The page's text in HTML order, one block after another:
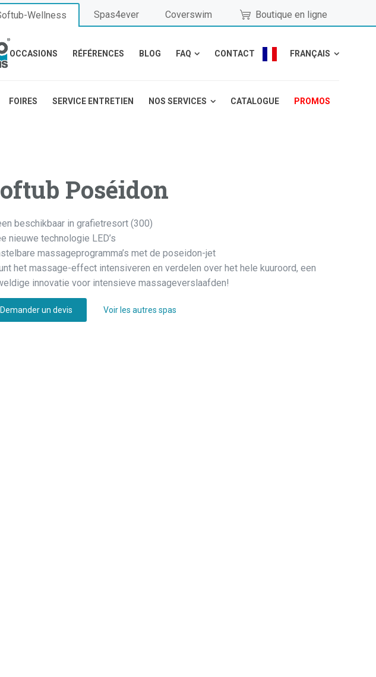
Wellness Spas4ever Coverswim Boutique en ligne
OCCASIONS RÉFÉRENCES BLOG FAQ CONTACT FRANÇAIS
FOIRES SERVICE ENTRETIEN NOS SERVICES CATALOGUE PROMOS
Poséidon
beschikbaar in grafietresort (300)
nieuwe technologie LED’s
massageprogramma’s met de poseidon-jet
het massage-effect intensiveren en verdelen over het hele kuuroord, een
innovatie voor intensieve massageverslaafden!
Demander un devis Voir les autres spas